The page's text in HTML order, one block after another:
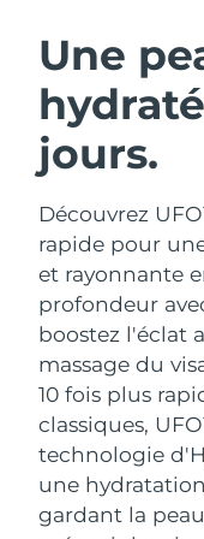
Une
jours.
Découvrez
rapide pour
et rayonnante
profondeur
boostez l'éclat
massage du
10 fois plus
classiques,
technologie
une
gardant la
Nettoyage du
Anti-
For
Hydratation
Deep
Near-
device
Smart
FAQ™
Anti-âge
Autriche
Bahreïn
Belgique
Bermudes
Bosnie-
Brunei
Bulgarie
Canada
Chili